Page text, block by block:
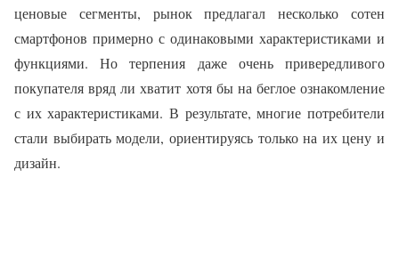
ценовые сегменты, рынок предлагал несколько сотен
смартфонов примерно с одинаковыми характеристиками и
функциями. Но терпения даже очень привередливого
покупателя вряд ли хватит хотя бы на беглое ознакомление
с их характеристиками. В результате, многие потребители
стали выбирать модели, ориентируясь только на их цену и
дизайн.